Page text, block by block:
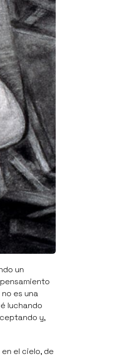
un
es una
luchando
y,
el cielo, de